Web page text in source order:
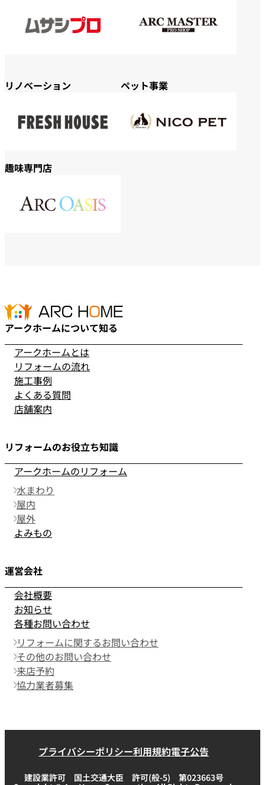
リノベーション ペット事業
趣味専門店
アークホームについて知る
アークホームとは
リフォームの流れ
施工事例
よくある質問
店舗案内
リフォームのお役立ち知識
アークホームのリフォーム
水まわり
屋内
屋外
よみもの
運営会社
会社概要
お知らせ
各種お問い合わせ
リフォームに関するお問い合わせ
その他のお問い合わせ
来店予約
協力業者募集
プライバシーポリシー利用規約電子公告
建設業許可 国土交通大臣 許可(般-5) 第023663号